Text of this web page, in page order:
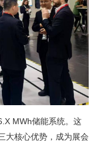
MWh储能系统。这
大核心优势，成为展会